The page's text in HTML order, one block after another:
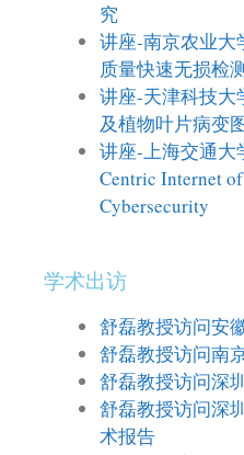
究
讲座-南京农业大
质量快速无损检
讲座-天津科技大
及植物叶片病变
讲座-上海交通大
Centric Internet
Cybersecurity
学术出访
舒磊教授访问安
舒磊教授访问南
舒磊教授访问深
舒磊教授访问深
术报告